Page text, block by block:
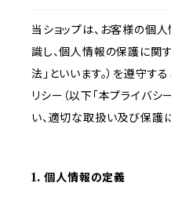
当ショップは、お客様の個
識し、個人情報の保護に関
法」といいます。）を遵守す
リシー（以下「本プライバシ
い、適切な取扱い及び保護
1. 個人情報の定義